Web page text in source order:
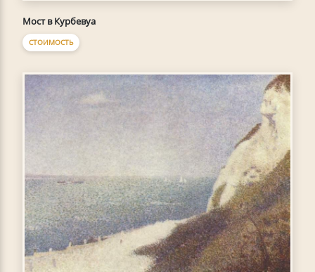
Мост в Курбевуа
СТОИМОСТЬ